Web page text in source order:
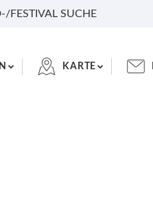
FESTIVAL SUCHE
KARTE